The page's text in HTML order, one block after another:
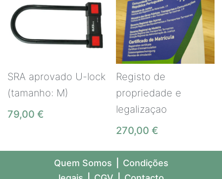
SRA aprovado U-lock
(tamanho: M)
79,00 €
Registo de
propriedade e
legalizaçao
270,00 €
Quem Somos
Condições